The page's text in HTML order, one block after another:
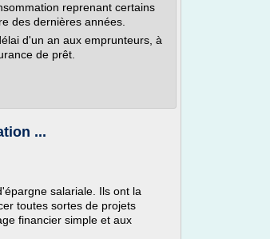
reprenant certains
des dernières années.
d'un an aux emprunteurs, à
de prêt.
...
salariale. Ils ont la
toutes sortes de projets
financier simple et aux